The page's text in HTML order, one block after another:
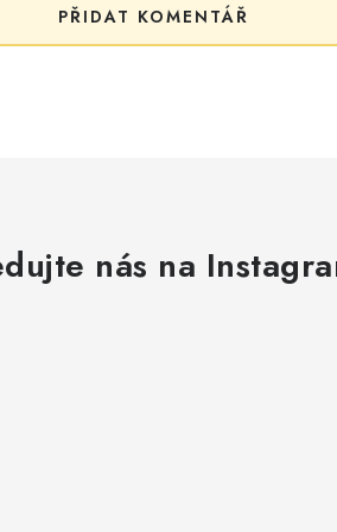
PŘIDAT KOMENTÁŘ
nás na